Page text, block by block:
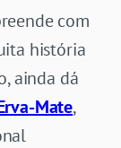
com
história
ainda dá
Mate,